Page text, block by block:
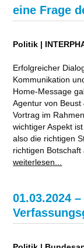
eine Frage
Politik |
Erfolgreicher
Kommunikation
Home-Message
Agentur von
Vortrag im
wichtiger Aspekt
also die richtigen
richtigen Botschaft
weiterlesen...
01.03.2024